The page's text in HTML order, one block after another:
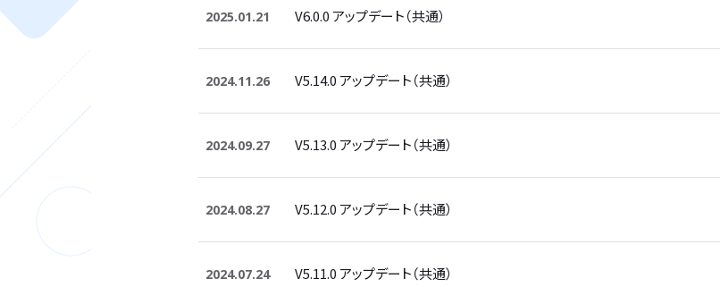
2025.01.21 V6.0.0 アップデート（共通）
2024.11.26 V5.14.0 アップデート（共通）
2024.09.27 V5.13.0 アップデート（共通）
2024.08.27 V5.12.0 アップデート（共通）
2024.07.24 V5.11.0 アップデート（共通）